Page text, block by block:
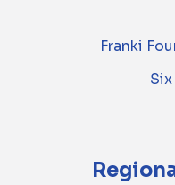
Franki